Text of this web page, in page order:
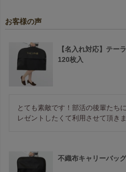
お客様の声
【名入れ対応】テー
120枚入
とても素敵です！部活の後輩たち
レゼントしたくて利用させて頂きま
不織布キャリーバッ